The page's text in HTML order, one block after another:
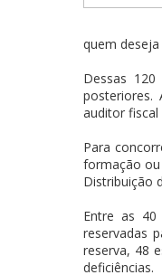
quem
Dessas
posteriores.
auditor fiscal
Para
formação ou
Distribuição
Entre as
reservadas
reserva, 48
deficiências.